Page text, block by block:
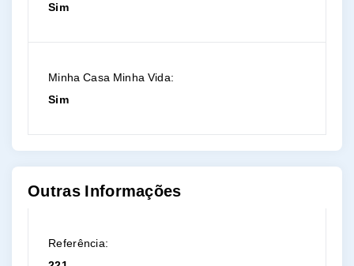
Sim
Minha Casa Minha Vida:
Sim
Outras Informações
Referência: